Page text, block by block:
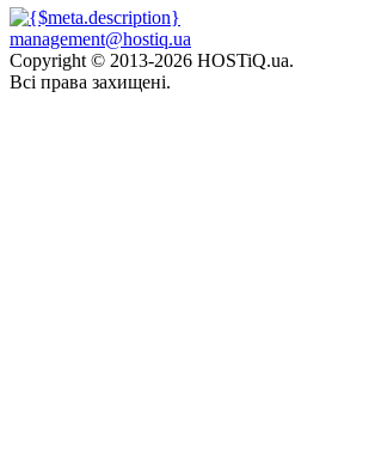
management@hostiq.ua
Copyright © 2013-2026 HOSTiQ.ua.
Всі права захищені.